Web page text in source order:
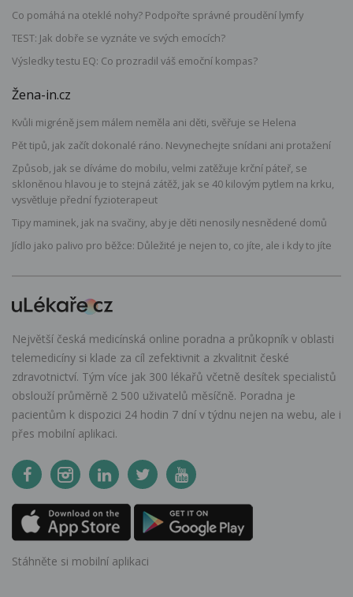
Co pomáhá na oteklé nohy? Podpořte správné proudění lymfy
TEST: Jak dobře se vyznáte ve svých emocích?
Výsledky testu EQ: Co prozradil váš emoční kompas?
Žena-in.cz
Kvůli migréně jsem málem neměla ani děti, svěřuje se Helena
Pět tipů, jak začít dokonalé ráno. Nevynechejte snídani ani protažení
Způsob, jak se díváme do mobilu, velmi zatěžuje krční páteř, se
skloněnou hlavou je to stejná zátěž, jak se 40 kilovým pytlem na krku,
vysvětluje přední fyzioterapeut
Tipy maminek, jak na svačiny, aby je děti nenosily nesnědené domů
Jídlo jako palivo pro běžce: Důležité je nejen to, co jíte, ale i kdy to jíte
Největší česká medicínská online poradna a průkopník v oblasti
telemedicíny si klade za cíl zefektivnit a zkvalitnit české
zdravotnictví. Tým více jak 300 lékařů včetně desítek specialistů
obslouží průměrně 2 500 uživatelů měsíčně. Poradna je
pacientům k dispozici 24 hodin 7 dní v týdnu nejen na webu, ale i
přes mobilní aplikaci.
Stáhněte si mobilní aplikaci